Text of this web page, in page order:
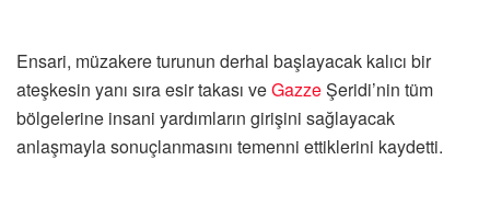
Ensari, müzakere turunun derhal başlayacak kalıcı bir
ateşkesin yanı sıra esir takası veGazzeŞeridi’nin tüm
bölgelerine insani yardımların girişini sağlayacak
anlaşmayla sonuçlanmasını temenni ettiklerini kaydetti.